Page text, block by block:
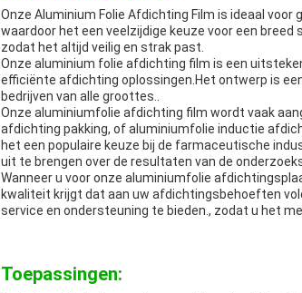
Onze Aluminium Folie Afdichting Film is ideaal
waardoor het een veelzijdige keuze voor een
zodat het altijd veilig en strak past.
Onze aluminium folie afdichting film is een
efficiënte afdichting oplossingen.Het ontwerp is
bedrijven van alle groottes..
Onze aluminiumfolie afdichting film wordt vaak
afdichting pakking, of aluminiumfolie inductie
het een populaire keuze bij de farmaceutische
uit te brengen over de resultaten van de
Wanneer u voor onze aluminiumfolie
kwaliteit krijgt dat aan uw afdichtingsbehoeften
service en ondersteuning te bieden., zodat u het
Toepassingen: